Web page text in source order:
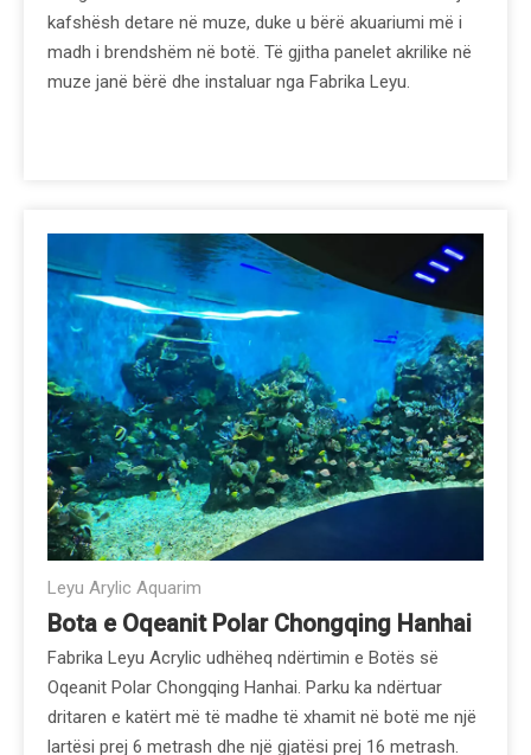
kafshësh detare në muze, duke u bërë akuariumi më i
madh i brendshëm në botë. Të gjitha panelet akrilike në
muze janë bërë dhe instaluar nga Fabrika Leyu.
Leyu Arylic Aquarim
Bota e Oqeanit Polar Chongqing Hanhai
Fabrika Leyu Acrylic udhëheq ndërtimin e Botës së
Oqeanit Polar Chongqing Hanhai. Parku ka ndërtuar
dritaren e katërt më të madhe të xhamit në botë me një
lartësi prej 6 metrash dhe një gjatësi prej 16 metrash.